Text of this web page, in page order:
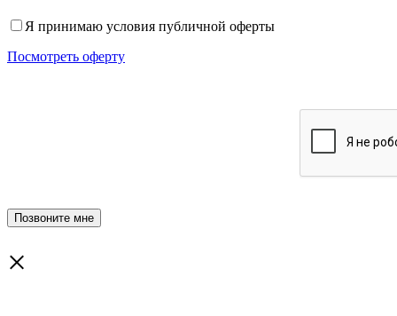
Я принимаю условия публичной оферты
Посмотреть оферту
×